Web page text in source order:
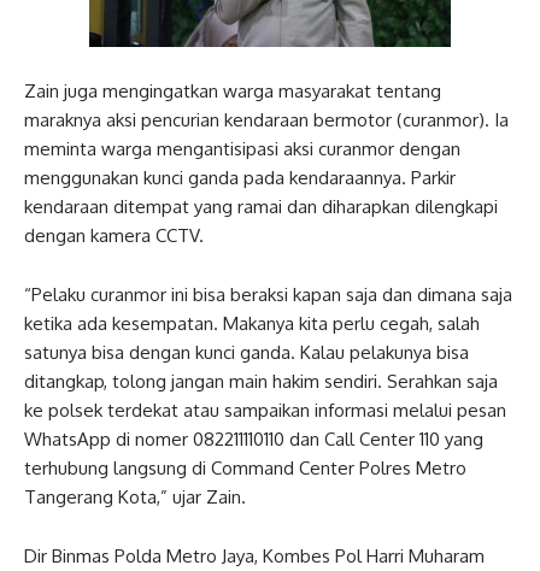
Zain juga mengingatkan warga masyarakat tentang
maraknya aksi pencurian kendaraan bermotor (curanmor). Ia
meminta warga mengantisipasi aksi curanmor dengan
menggunakan kunci ganda pada kendaraannya. Parkir
kendaraan ditempat yang ramai dan diharapkan dilengkapi
dengan kamera CCTV.
“Pelaku curanmor ini bisa beraksi kapan saja dan dimana saja
ketika ada kesempatan. Makanya kita perlu cegah, salah
satunya bisa dengan kunci ganda. Kalau pelakunya bisa
ditangkap, tolong jangan main hakim sendiri. Serahkan saja
ke polsek terdekat atau sampaikan informasi melalui pesan
WhatsApp di nomer 082211110110 dan Call Center 110 yang
terhubung langsung di Command Center Polres Metro
Tangerang Kota,” ujar Zain.
Dir Binmas Polda Metro Jaya, Kombes Pol Harri Muharam